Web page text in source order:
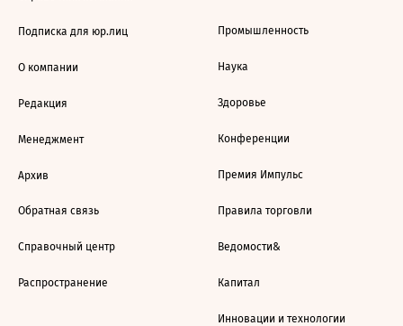
Подписка для юр.лиц
О компании
Редакция
Менеджмент
Архив
Обратная связь
Справочный центр
Распространение
Промышленность
Наука
Здоровье
Конференции
Премия Импульс
Правила торговли
Ведомости&
Капитал
Инновации и технологии